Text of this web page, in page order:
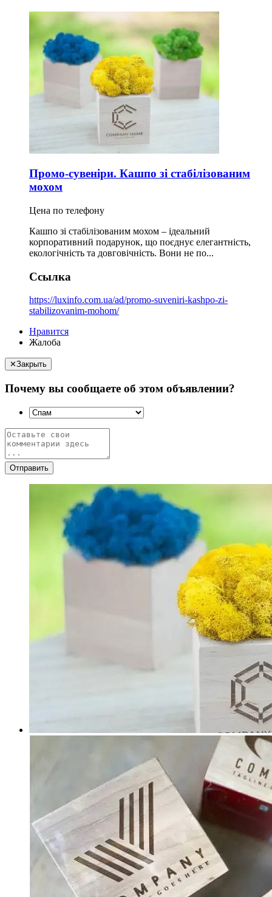
Промо-сувеніри. Кашпо зі стабілізованим
мохом
Цена по телефону
Кашпо зі стабілізованим мохом – ідеальний
корпоративний подарунок, що поєднує елегантність,
екологічність та довговічність. Вони не по...
Ссылка
https://luxinfo.com.ua/ad/promo-suveniri-kashpo-zi-
stabilizovanim-mohom/
Нравится
Жалоба
✕Закрыть
Почему вы сообщаете об этом объявлении?
Отправить